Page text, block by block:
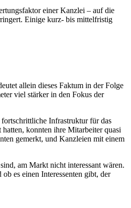
einer Kanzlei – auf die
Einige kurz- bis mittelfristig
allein dieses Faktum in der Folge
viel stärker in den Fokus der
Infrastruktur für das
konnten ihre Mitarbeiter quasi
gemerkt, und Kanzleien mit einem
am Markt nicht interessant wären.
es einen Interessenten gibt, der